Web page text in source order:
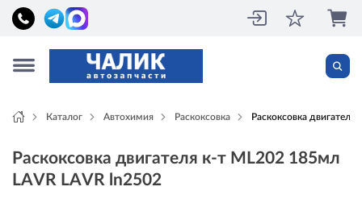
Каталог Автохимия Раскоксовка Раскоксовка
Раскоксовка двигателя к-т ML202 185мл
LAVR LAVR ln2502